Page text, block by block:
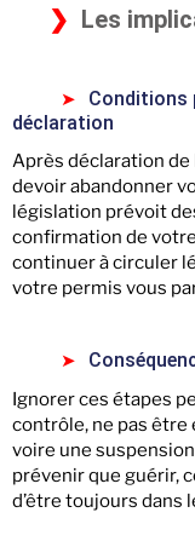
Les
Conditions
déclaration
Après déclaration de
devoir abandonner
législation prévoit
confirmation de
continuer à circuler
votre permis vous
Ignorer ces étapes
contrôle, ne pas
voire une
prévenir que guérir,
d’être toujours dans